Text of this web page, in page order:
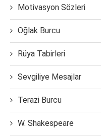
Motivasyon Sözleri
Oğlak Burcu
Rüya Tabirleri
Sevgiliye Mesajlar
Terazi Burcu
W. Shakespeare